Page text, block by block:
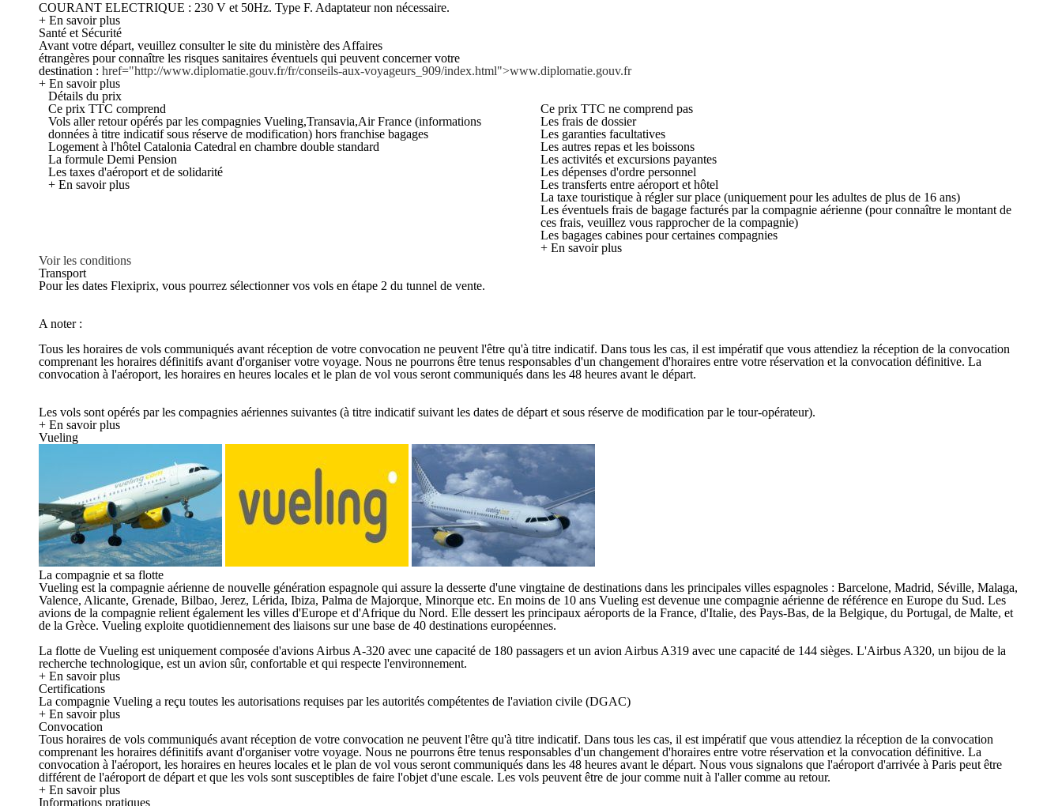
COURANT ELECTRIQUE : 230 V et 50Hz. Type F. Adaptateur non nécessaire.
+ En savoir plus
Santé et Sécurité
Avant votre départ, veuillez consulter le site du ministère des Affaires
étrangères pour connaître les risques sanitaires éventuels qui peuvent concerner votre
destination : href="http://www.diplomatie.gouv.fr/fr/conseils-aux-voyageurs_909/index.html">www.diplomatie.gouv.fr
+ En savoir plus
Détails du prix
Ce prix TTC comprend
Vols aller retour opérés par les compagnies Vueling,Transavia,Air France (informations
données à titre indicatif sous réserve de modification) hors franchise bagages
Logement à l'hôtel Catalonia Catedral en chambre double standard
La formule Demi Pension
Les taxes d'aéroport et de solidarité
+ En savoir plus
Ce prix TTC ne comprend pas
Les frais de dossier
Les garanties facultatives
Les autres repas et les boissons
Les activités et excursions payantes
Les dépenses d'ordre personnel
Les transferts entre aéroport et hôtel
La taxe touristique à régler sur place (uniquement pour les adultes de plus de 16 ans)
Les éventuels frais de bagage facturés par la compagnie aérienne (pour connaître le montant de
ces frais, veuillez vous rapprocher de la compagnie)
Les bagages cabines pour certaines compagnies
+ En savoir plus
Voir les conditions
Transport
Pour les dates Flexiprix, vous pourrez sélectionner vos vols en étape 2 du tunnel de vente.
A noter :
Tous les horaires de vols communiqués avant réception de votre convocation ne peuvent l'être qu'à titre indicatif. Dans tous les cas, il est impératif que vous attendiez la réception de la convocation
comprenant les horaires définitifs avant d'organiser votre voyage. Nous ne pourrons être tenus responsables d'un changement d'horaires entre votre réservation et la convocation définitive. La
convocation à l'aéroport, les horaires en heures locales et le plan de vol vous seront communiqués dans les 48 heures avant le départ.
Les vols sont opérés par les compagnies aériennes suivantes (à titre indicatif suivant les dates de départ et sous réserve de modification par le tour-opérateur).
+ En savoir plus
Vueling
La compagnie et sa flotte
Vueling est la compagnie aérienne de nouvelle génération espagnole qui assure la desserte d'une vingtaine de destinations dans les principales villes espagnoles : Barcelone, Madrid, Séville, Malaga,
Valence, Alicante, Grenade, Bilbao, Jerez, Lérida, Ibiza, Palma de Majorque, Minorque etc. En moins de 10 ans Vueling est devenue une compagnie aérienne de référence en Europe du Sud. Les
avions de la compagnie relient également les villes d'Europe et d'Afrique du Nord. Elle dessert les principaux aéroports de la France, d'Italie, des Pays-Bas, de la Belgique, du Portugal, de Malte, et
de la Grèce. Vueling exploite quotidiennement des liaisons sur une base de 40 destinations européennes.
La flotte de Vueling est uniquement composée d'avions Airbus A-320 avec une capacité de 180 passagers et un avion Airbus A319 avec une capacité de 144 sièges. L'Airbus A320, un bijou de la
recherche technologique, est un avion sûr, confortable et qui respecte l'environnement.
+ En savoir plus
Certifications
La compagnie Vueling a reçu toutes les autorisations requises par les autorités compétentes de l'aviation civile (DGAC)
+ En savoir plus
Convocation
Tous horaires de vols communiqués avant réception de votre convocation ne peuvent l'être qu'à titre indicatif. Dans tous les cas, il est impératif que vous attendiez la réception de la convocation
comprenant les horaires définitifs avant d'organiser votre voyage. Nous ne pourrons être tenus responsables d'un changement d'horaires entre votre réservation et la convocation définitive. La
convocation à l'aéroport, les horaires en heures locales et le plan de vol vous seront communiqués dans les 48 heures avant le départ. Nous vous signalons que l'aéroport d'arrivée à Paris peut être
différent de l'aéroport de départ et que les vols sont susceptibles de faire l'objet d'une escale. Les vols peuvent être de jour comme nuit à l'aller comme au retour.
+ En savoir plus
Informations pratiques